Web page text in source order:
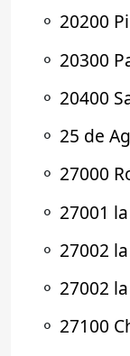
⚬ 20200
⚬ 20300
⚬ 20400
⚬ 25 de
⚬ 27000
⚬ 27001
⚬ 27002
⚬ 27002
⚬ 27100